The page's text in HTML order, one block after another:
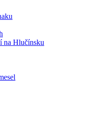
na Hlučínsku